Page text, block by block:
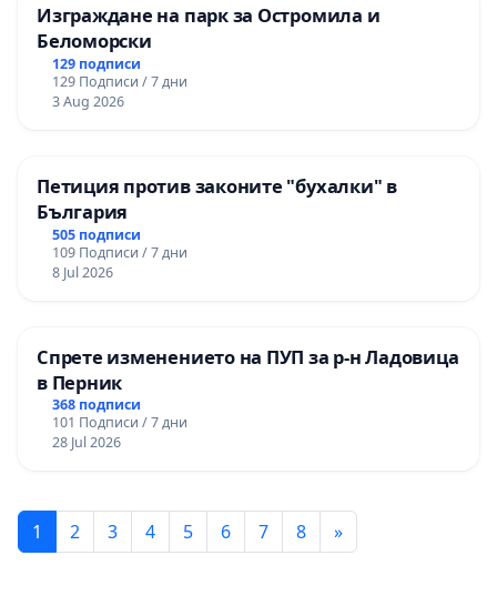
Изграждане на парк за Остромила и
Беломорски
129 подписи
129 Подписи / 7 дни
3 Aug 2026
Петиция против законите "бухалки" в
България
505 подписи
109 Подписи / 7 дни
8 Jul 2026
Спрете изменението на ПУП за р-н Ладовица
в Перник
368 подписи
101 Подписи / 7 дни
28 Jul 2026
1 2 3 4 5 6 7 8 »